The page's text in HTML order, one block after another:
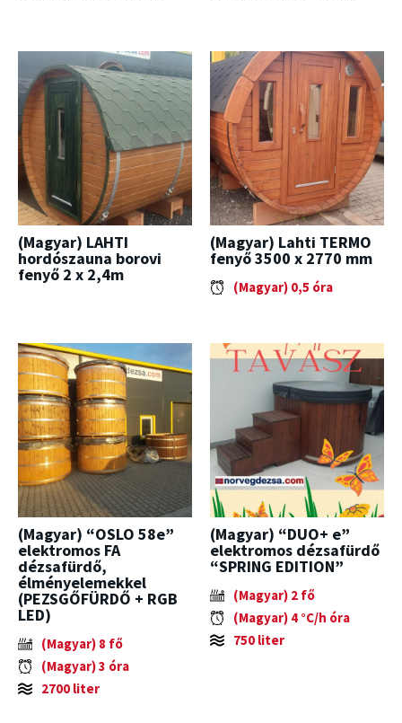
(Magyar) LAHTI
hordószauna borovi
fenyő 2 x 2,4m
(Magyar) Lahti TERMO
fenyő 3500 x 2770 mm
(Magyar) 0,5 óra
(Magyar) “OSLO 58e”
elektromos FA
dézsafürdő,
élményelemekkel
(PEZSGŐFÜRDŐ + RGB
LED)
(Magyar) 8 fő
(Magyar) 3 óra
2700 liter
(Magyar) “DUO+ e”
elektromos dézsafürdő
“SPRING EDITION”
(Magyar) 2 fő
(Magyar) 4 °C/h óra
750 liter